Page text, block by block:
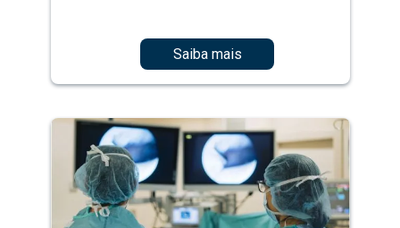
Saiba mais